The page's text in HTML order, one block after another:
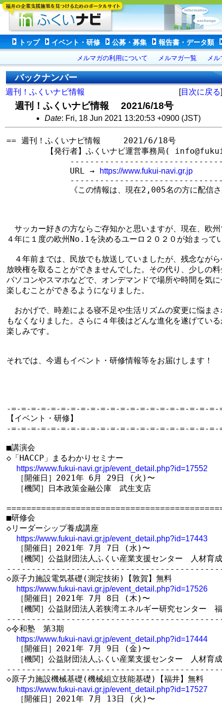
トップ イベント・研修 公募・募集 報告書・データ類
メルマガの利用について メルマガ一覧 メ
バックナンバー
週刊！ふくいナビ情報 [目次に戻る]
週刊！ふくいナビ情報 2021/6/18号
Date: Fri, 18 Jun 2021 13:20:53 +0900 (JST)
== 週刊！ふくいナビ情報　   2021/6/18号
【発行者】ふくいナビ運営事務局(
URL →
https://www.fukui-navi.gr.jp
《この情報は、現在2,005名の方に配信され
サッカー好きの方ならご存知かと思いますが、現在、欧
４年に１度の欧州No.1を決めるユーロ２０２０が始まって
４年前までは、民放でも放送していましたが、残念なが
放映権を取ることができませんでした。その代り、少しの
パソコンやスマホなどで、オンデマンドで場所や時間を気
楽しむことができるようになりました。
おかげで、時差による寝不足や生活リズムの変更に悩ま
もなくなりました。さらに４年後はどんな進化を遂げてい
楽しみです。
それでは、今週もイベント・研修情報等をお届けします！
-=-=-=-=-=-=-=-=-=-=-=-=-=-=-=-=-=-=-=-=-
【イベント・研修】
-=-=-=-=-=-=-=-=-=-=-=-=-=-=-=-=-=-=-=-=-
■講演会
◇「HACCP」まるわかりセミナー
https://www.fukui-navi.gr.jp/event_detail.php?id=17552
  ［開催日］2021年 6月 29日 (火)〜
  ［機関］日本政策金融公庫　武生支店
■研修会
◇リーダーシップ養成講座
https://www.fukui-navi.gr.jp/event_detail.php?id=17443
  ［開催日］2021年 7月 7日 (水)〜
［機関］公益財団法人ふくい産業支援センター　人材育
◇原子力施設電気基礎(測定技術)【敦賀】無料
https://www.fukui-navi.gr.jp/event_detail.php?id=17526
  ［開催日］2021年 7月 8日 (木)〜
［機関］公益財団法人若狭湾エネルギー研究センター
◇令和塾　第3期
https://www.fukui-navi.gr.jp/event_detail.php?id=17444
  ［開催日］2021年 7月 9日 (金)〜
［機関］公益財団法人ふくい産業支援センター　人材育
◇原子力施設機械基礎(機械組立技能基礎)【福井】無料
https://www.fukui-navi.gr.jp/event_detail.php?id=17527
  ［開催日］2021年 7月 13日 (火)〜